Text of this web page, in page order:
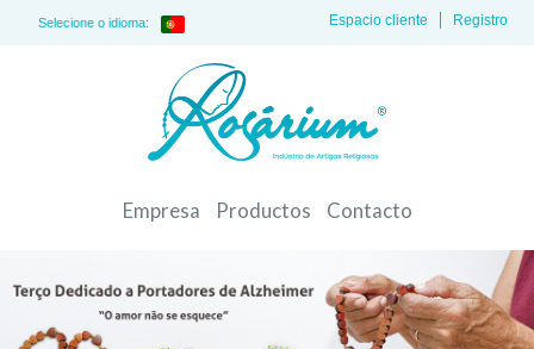
Selecione o idioma: Registro
Espacio cliente
Empresa Productos Contacto